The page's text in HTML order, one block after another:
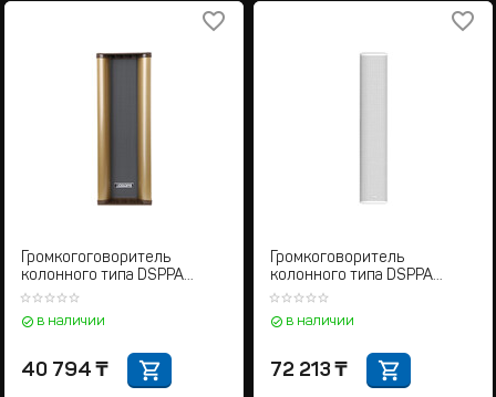
Громкогоговоритель
колонного типа DSPPA
DSP208
в наличии
40 794 ₸
Громкоговоритель
колонного типа DSPPA
DSP455II W
в наличии
72 213 ₸